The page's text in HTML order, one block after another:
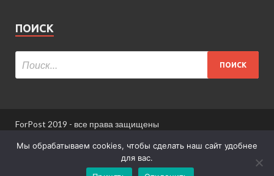
ПОИСК
ForPost 2019 - все права защищены
При использовании материалов сайта ссылка
Мы обрабатываем cookies, чтобы сделать наш сайт удобнее
для вас.